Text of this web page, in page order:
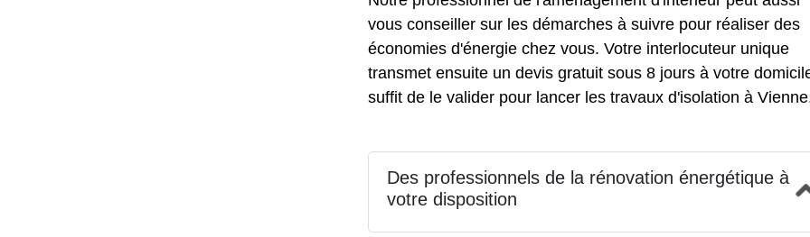
vous conseiller sur les démarches à suivre pour réaliser des
économies d'énergie chez vous. Votre interlocuteur unique
transmet ensuite un devis gratuit sous 8 jours à votre
suffit de le valider pour lancer les travaux d'isolation à
Des professionnels de la rénovation énergétique à
votre disposition